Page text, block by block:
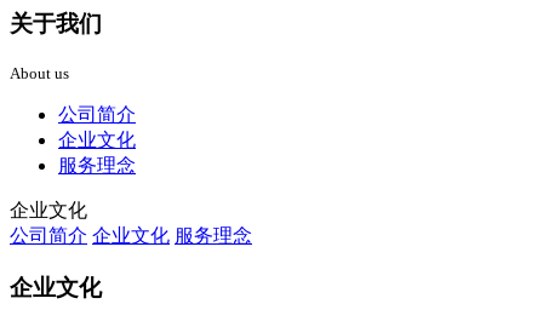
关于我们
About us
公司简介
企业文化
服务理念
企业文化
公司简介 企业文化 服务理念
企业文化